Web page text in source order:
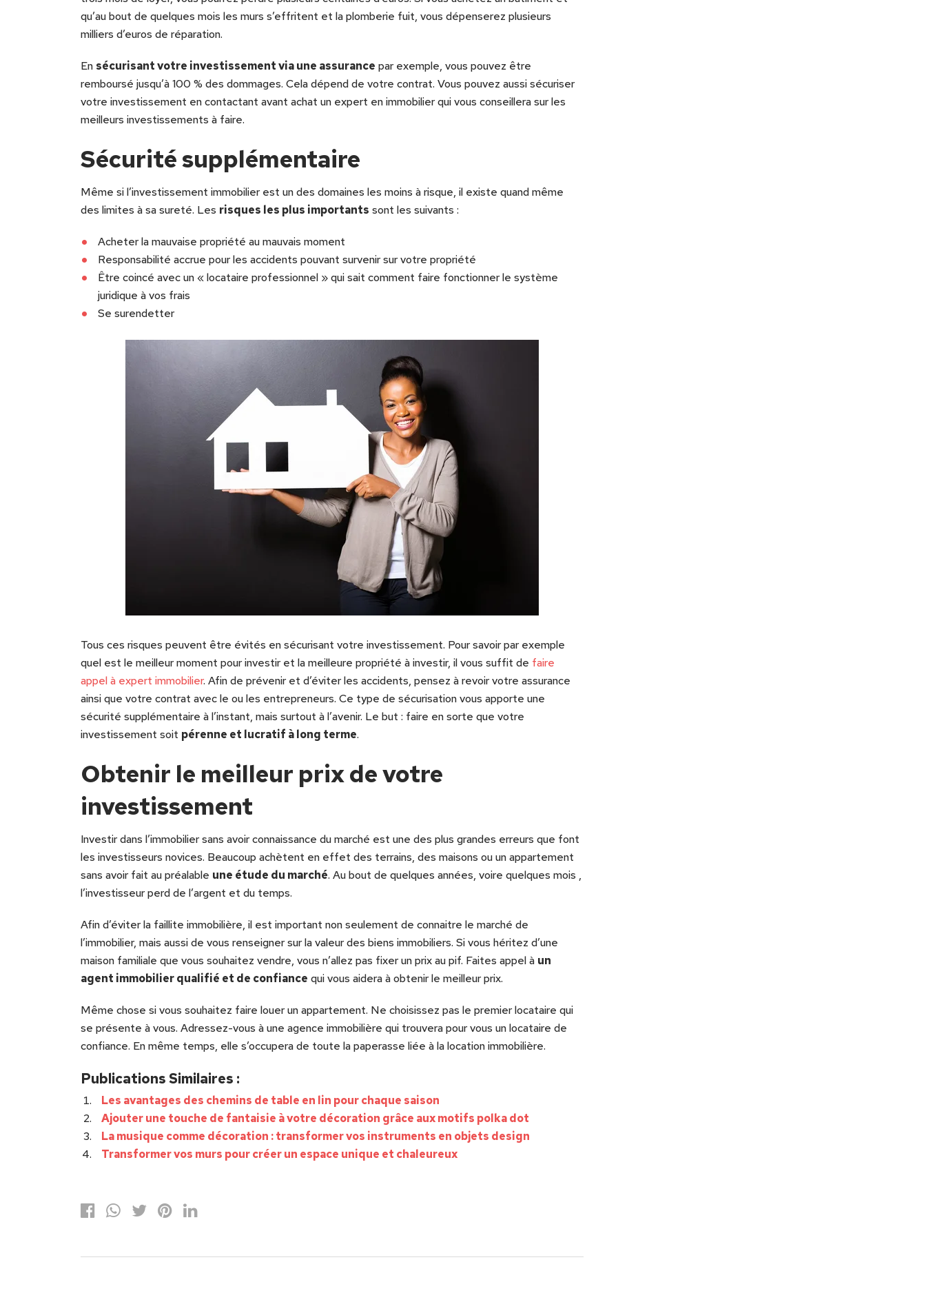
qu’au bout de quelques mois les murs s’effritent et la plomberie fuit, vous dépenserez plusieurs
milliers d’euros de réparation.
En sécurisant votre investissement via une assurance par exemple, vous pouvez être
remboursé jusqu’à 100 % des dommages. Cela dépend de votre contrat. Vous pouvez aussi sécuriser
votre investissement en contactant avant achat un expert en immobilier qui vous conseillera sur les
meilleurs investissements à faire.
Sécurité supplémentaire
Même si l’investissement immobilier est un des domaines les moins à risque, il existe quand même
des limites à sa sureté. Les risques les plus importants sont les suivants :
Acheter la mauvaise propriété au mauvais moment
Responsabilité accrue pour les accidents pouvant survenir sur votre propriété
Être coincé avec un « locataire professionnel » qui sait comment faire fonctionner le système
juridique à vos frais
Se surendetter
Tous ces risques peuvent être évités en sécurisant votre investissement. Pour savoir par exemple
quel est le meilleur moment pour investir et la meilleure propriété à investir, il vous suffit de faire
appel à expert immobilier. Afin de prévenir et d’éviter les accidents, pensez à revoir votre assurance
ainsi que votre contrat avec le ou les entrepreneurs. Ce type de sécurisation vous apporte une
sécurité supplémentaire à l’instant, mais surtout à l’avenir. Le but : faire en sorte que votre
investissement soit pérenne et lucratif à long terme.
Obtenir le meilleur prix de votre
investissement
Investir dans l’immobilier sans avoir connaissance du marché est une des plus grandes erreurs que font
les investisseurs novices. Beaucoup achètent en effet des terrains, des maisons ou un appartement
sans avoir fait au préalable une étude du marché. Au bout de quelques années, voire quelques mois ,
l’investisseur perd de l’argent et du temps.
Afin d’éviter la faillite immobilière, il est important non seulement de connaitre le marché de
l’immobilier, mais aussi de vous renseigner sur la valeur des biens immobiliers. Si vous héritez d’une
maison familiale que vous souhaitez vendre, vous n’allez pas fixer un prix au pif. Faites appel à un
agent immobilier qualifié et de confiance qui vous aidera à obtenir le meilleur prix.
Même chose si vous souhaitez faire louer un appartement. Ne choisissez pas le premier locataire qui
se présente à vous. Adressez-vous à une agence immobilière qui trouvera pour vous un locataire de
confiance. En même temps, elle s’occupera de toute la paperasse liée à la location immobilière.
Publications Similaires :
Les avantages des chemins de table en lin pour chaque saison
Ajouter une touche de fantaisie à votre décoration grâce aux motifs polka dot
La musique comme décoration : transformer vos instruments en objets design
Transformer vos murs pour créer un espace unique et chaleureux